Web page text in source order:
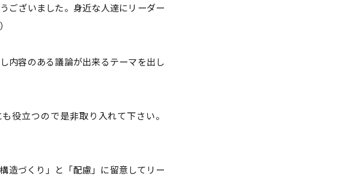
ございました。身近な人達にリーダー
内容のある議論が出来るテーマを出し
役立つので是非取り入れて下さい。
造づくり」と「配慮」に留意してリー